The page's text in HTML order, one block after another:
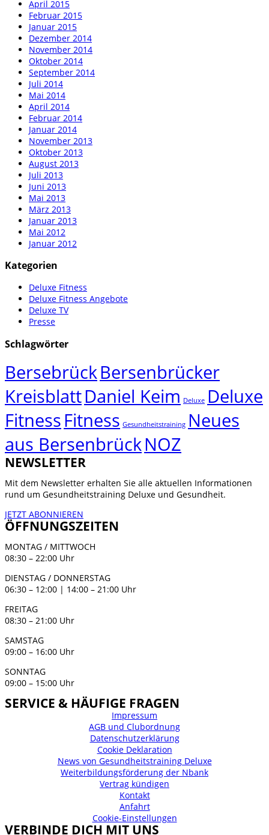
April 2015
Februar 2015
Januar 2015
Dezember 2014
November 2014
Oktober 2014
September 2014
Juli 2014
Mai 2014
April 2014
Februar 2014
Januar 2014
November 2013
Oktober 2013
August 2013
Juli 2013
Juni 2013
Mai 2013
März 2013
Januar 2013
Mai 2012
Januar 2012
Kategorien
Deluxe Fitness
Deluxe Fitness Angebote
Deluxe TV
Presse
Schlagwörter
BersebrückBersenbrücker
KreisblattDaniel Keim Deluxe Deluxe
FitnessFitness Gesundheitstraining Neues
aus BersenbrückNOZ
NEWSLETTER
Mit dem Newsletter erhalten Sie alle aktuellen Informationen
rund um Gesundheitstraining Deluxe und Gesundheit.
JETZT ABONNIEREN
ÖFFNUNGSZEITEN
MONTAG / MITTWOCH
08:30 – 22:00 Uhr
DIENSTAG / DONNERSTAG
06:30 – 12:00 | 14:00 – 21:00 Uhr
FREITAG
08:30 – 21:00 Uhr
SAMSTAG
09:00 – 16:00 Uhr
SONNTAG
09:00 – 15:00 Uhr
SERVICE & HÄUFIGE FRAGEN
Impressum
AGB und Clubordnung
Datenschutzerklärung
Cookie Deklaration
News von Gesundheitstraining Deluxe
Weiterbildungsförderung der Nbank
Vertrag kündigen
Kontakt
Anfahrt
Cookie-Einstellungen
VERBINDE DICH MIT UNS